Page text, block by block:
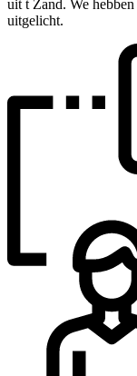
uit t Zand. We
uitgelicht.